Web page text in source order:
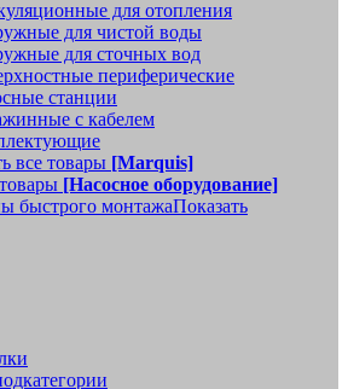
для отопления
для чистой воды
для сточных вод
периферические
станции
с кабелем
все товары [Marquis]
[Насосное оборудование]
быстрого монтажаПоказать